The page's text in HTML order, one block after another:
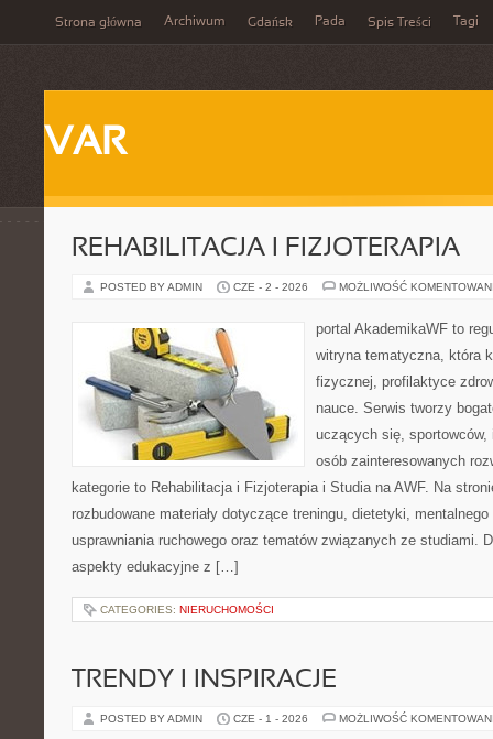
Strona główna Archiwum Gdańsk Pada Spis Treści Tagi
VAR
REHABILITACJA I FIZJOTERAPIA
POSTED BY ADMIN CZE - 2 - 2026 MOŻLIWOŚĆ
portal AkademikaWF to
witryna tematyczna, która
fizycznej, profilaktyce
nauce. Serwis tworzy
uczących się,
osób zainteresowanych
kategorie to Rehabilitacja i Fizjoterapia i Studia na AWF. Na
rozbudowane materiały dotyczące treningu, dietetyki,
usprawniania ruchowego oraz tematów związanych ze studiami.
aspekty edukacyjne z […]
CATEGORIES: NIERUCHOMOŚCI
TRENDY I INSPIRACJE
POSTED BY ADMIN CZE - 1 - 2026 MOŻLIWOŚĆ